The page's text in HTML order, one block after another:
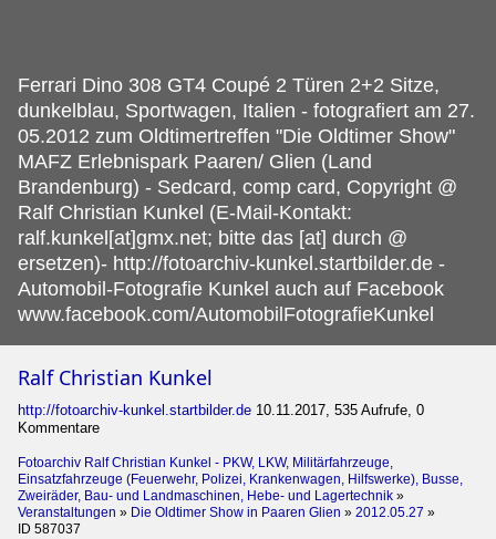
Ferrari Dino 308 GT4 Coupé 2 Türen 2+2 Sitze,
dunkelblau, Sportwagen, Italien - fotografiert am 27.
05.2012 zum Oldtimertreffen "Die Oldtimer Show"
MAFZ Erlebnispark Paaren/ Glien (Land
Brandenburg) - Sedcard, comp card, Copyright @
Ralf Christian Kunkel (E-Mail-Kontakt:
ralf.kunkel[at]gmx.net; bitte das [at] durch @
ersetzen)- http://fotoarchiv-kunkel.startbilder.de -
Automobil-Fotografie Kunkel auch auf Facebook
www.facebook.com/AutomobilFotografieKunkel
Ralf Christian Kunkel
http://fotoarchiv-kunkel.startbilder.de 10.11.2017, 535 Aufrufe, 0
Kommentare
Fotoarchiv Ralf Christian Kunkel - PKW, LKW, Militärfahrzeuge,
Einsatzfahrzeuge (Feuerwehr, Polizei, Krankenwagen, Hilfswerke), Busse,
Zweiräder, Bau- und Landmaschinen, Hebe- und Lagertechnik »
Veranstaltungen » Die Oldtimer Show in Paaren Glien » 2012.05.27 »
ID 587037